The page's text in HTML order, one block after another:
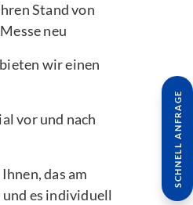
Stand von
neu
wir einen
vor und nach
das am
es individuell
SCHNELL ANFRAGE